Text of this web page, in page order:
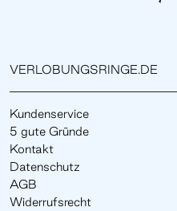
VERLOBUNGSRINGE.DE
Kundenservice
5 gute Gründe
Kontakt
Datenschutz
AGB
Widerrufsrecht